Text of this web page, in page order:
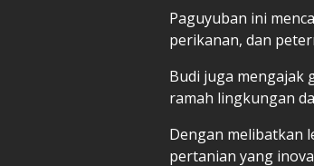
Paguyuban ini
perikanan, dan
Budi juga mengajak
ramah lingkungan
Dengan melibatkan
pertanian yang